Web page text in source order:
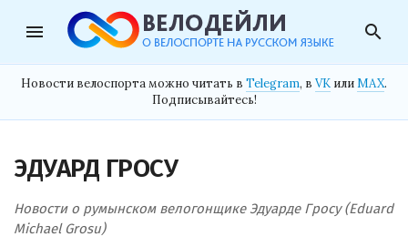
menu search
Новости велоспорта можно читать в Telegram, в VK илиMAX.
Подписывайтесь!
ЭДУАРД ГРОСУ
Новости о румынском велогонщике Эдуарде Гросу (Eduard
Michael Grosu)